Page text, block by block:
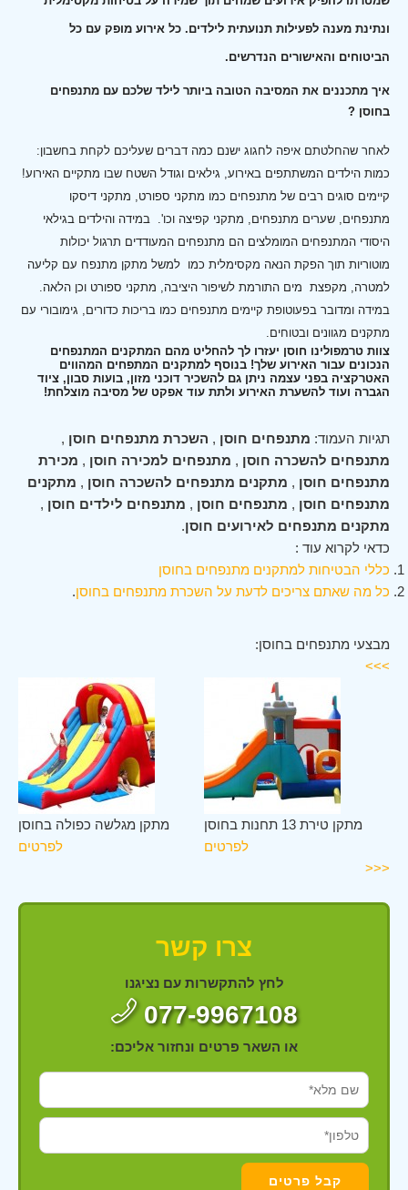
ונתינת מענה לפעילות תנועתית לילדים. כל אירוע מופק עם כל
הביטוחים והאישורים הנדרשים.
איך מתכננים את המסיבה הטובה ביותר לילד שלכם עם מתנפחים
בחוסן ?
לאחר שהחלטתם איפה לחגוג ישנם כמה דברים שעליכם לקחת בחשבון:
כמות הילדים המשתתפים באירוע, גילאים וגודל השטח שבו מתקיים האירוע!
קיימים סוגים רבים של מתנפחים כמו מתקני ספורט, מתקני דיסקו
מתנפחים, שערים מתנפחים, מתקני קפיצה וכו'. במידה והילדים בגילאי
היסודי המתנפחים המומלצים הם מתנפחים המעודדים תרגול יכולות
מוטוריות תוך הפקת הנאה מקסימלית כמו למשל מתקן מתנפח עם קליעה
למטרה, מקפצת מים התורמת לשיפור היציבה, מתקני ספורט וכן הלאה.
במידה ומדובר בפעוטופת קיימים מתנפחים כמו בריכות כדורים, גימובורי עם
מתקנים מגוונים ובטוחים.
צוות טרמפולינו חוסן יעזרו לך להחליט מהם המתקנים המתנפחים
הנכונים עבור האירוע שלך! בנוסף למתקנים המתפחים המהווים
האטרקציה בפני עצמה ניתן גם להשכיר דוכני מזון, בועות סבון, ציוד
הגברה ועוד להשערת האירוע ולתת עוד אפקט של מסיבה מוצלחת!
תגיות העמוד: מתנפחים חוסן , השכרת מתנפחים חוסן ,
מתנפחים להשכרה חוסן , מתנפחים למכירה חוסן , מכירת
מתנפחים חוסן , מתקנים מתנפחים להשכרה חוסן , מתקנים
מתנפחים חוסן , מתנפחים חוסן , מתנפחים לילדים חוסן ,
מתקנים מתנפחים לאירועים חוסן.
כדאי לקרוא עוד :
כללי הבטיחות למתקנים מתנפחים בחוסן
כל מה שאתם צריכים לדעת על השכרת מתנפחים בחוסן.
מבצעי מתנפחים בחוסן:
>>>
מתקן מגלשה כפולה בחוסן
לפרטים
מתקן טירת 13 תחנות בחוסן
לפרטים
<<<
צרו קשר
לחץ להתקשרות עם נציגנו
077-9967108
או השאר פרטים ונחזור אליכם: